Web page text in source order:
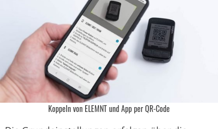
Koppeln von ELEMNT und App per QR-Code